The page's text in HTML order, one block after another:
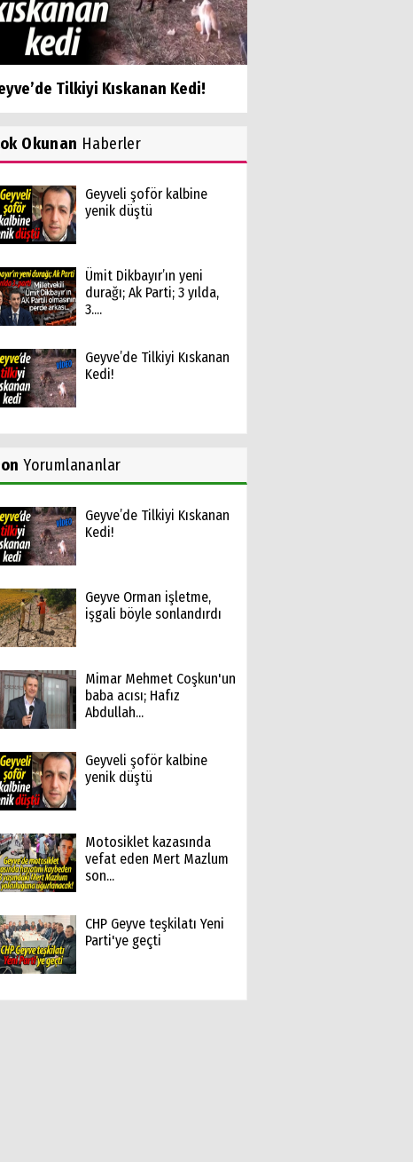
Tilkiyi Kıskanan Kedi!
Okunan Haberler
Geyveli şoför kalbine
yenik düştü
Ümit Dikbayır’ın yeni
durağı; Ak Parti; 3 yılda,
3....
Geyve’de Tilkiyi Kıskanan
Kedi!
Yorumlananlar
Geyve’de Tilkiyi Kıskanan
Kedi!
Geyve Orman işletme,
işgali böyle sonlandırdı
Mimar Mehmet Coşkun'un
baba acısı; Hafız
Abdullah...
Geyveli şoför kalbine
yenik düştü
Motosiklet kazasında
vefat eden Mert Mazlum
son...
CHP Geyve teşkilatı Yeni
Parti'ye geçti